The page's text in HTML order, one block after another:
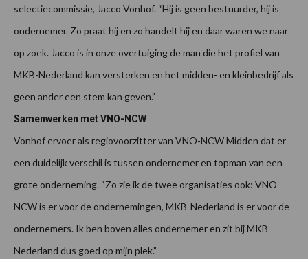
selectiecommissie, Jacco Vonhof. “Hij is geen bestuurder, hij is
ondernemer. Zo praat hij en zo handelt hij en daar waren we naar
op zoek. Jacco is in onze overtuiging de man die het profiel van
MKB-Nederland kan versterken en het midden- en kleinbedrijf als
geen ander een stem kan geven.”
Samenwerken met VNO-NCW
Vonhof ervoer als regiovoorzitter van VNO-NCW Midden dat er
een duidelijk verschil is tussen ondernemer en topman van een
grote onderneming. “Zo zie ik de twee organisaties ook: VNO-
NCW is er voor de ondernemingen, MKB-Nederland is er voor de
ondernemers. Ik ben boven alles ondernemer en zit bij MKB-
Nederland dus goed op mijn plek.”